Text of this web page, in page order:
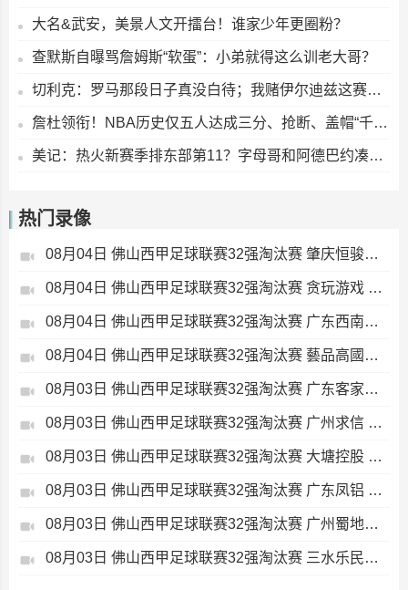
大名&武安，美景人文开擂台！谁家少年更圈粉？
查默斯自曝骂詹姆斯“软蛋”：小弟就得这么训老大哥？
切利克：罗马那段日子真没白待；我赌伊尔迪兹这赛季要起飞
詹杜领衔！NBA历史仅五人达成三分、抢断、盖帽“千级”里程碑
美记：热火新赛季排东部第11？字母哥和阿德巴约凑一块儿，真能行吗？
热门录像
08月04日 佛山西甲足球联赛32强淘汰赛 肇庆恒骏成 VS 三七互娱 全场录像
08月04日 佛山西甲足球联赛32强淘汰赛 贪玩游戏 VS 美的薪火 全场录像
08月04日 佛山西甲足球联赛32强淘汰赛 广东西南建设 VS 香港圣徒 全场录像
08月04日 佛山西甲足球联赛32强淘汰赛 藝品高國際 VS 湛江狂狼·粵辉能源 全场录像
08月03日 佛山西甲足球联赛32强淘汰赛 广东客家青年 VS 广州英华思力U17 全场录像
08月03日 佛山西甲足球联赛32强淘汰赛 广州求信 VS 顺德新青年 全场录像
08月03日 佛山西甲足球联赛32强淘汰赛 大塘控股 VS 茂名市点都得 全场录像
08月03日 佛山西甲足球联赛32强淘汰赛 广东凤铝 VS 湛江八部科技 全场录像
08月03日 佛山西甲足球联赛32强淘汰赛 广州蜀地红 VS 广州戴拿模 全场录像
08月03日 佛山西甲足球联赛32强淘汰赛 三水乐民兴健力宝 VS 中国澳门澳科精英 全场录像